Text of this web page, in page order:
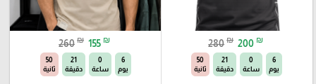
280 ₪ 200 ₪
6
يوم
0
ساعة
21
دقيقة
49
ثانية
260 ₪ 155 ₪
6
يوم
0
ساعة
21
دقيقة
49
ثانية